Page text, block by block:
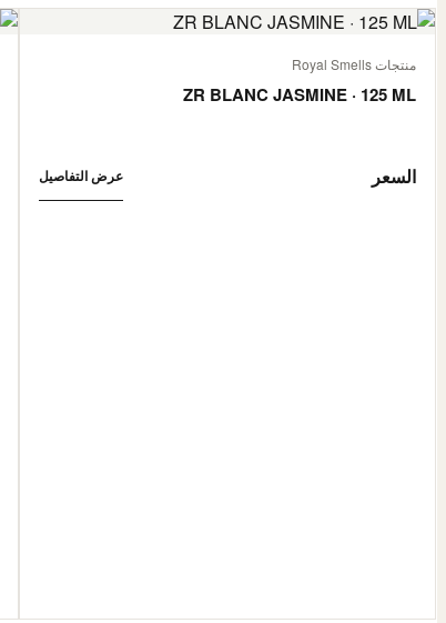
منتجات Royal Smells
ZR BLANC JASMINE · 125 ML
السعر عرض التفاصيل